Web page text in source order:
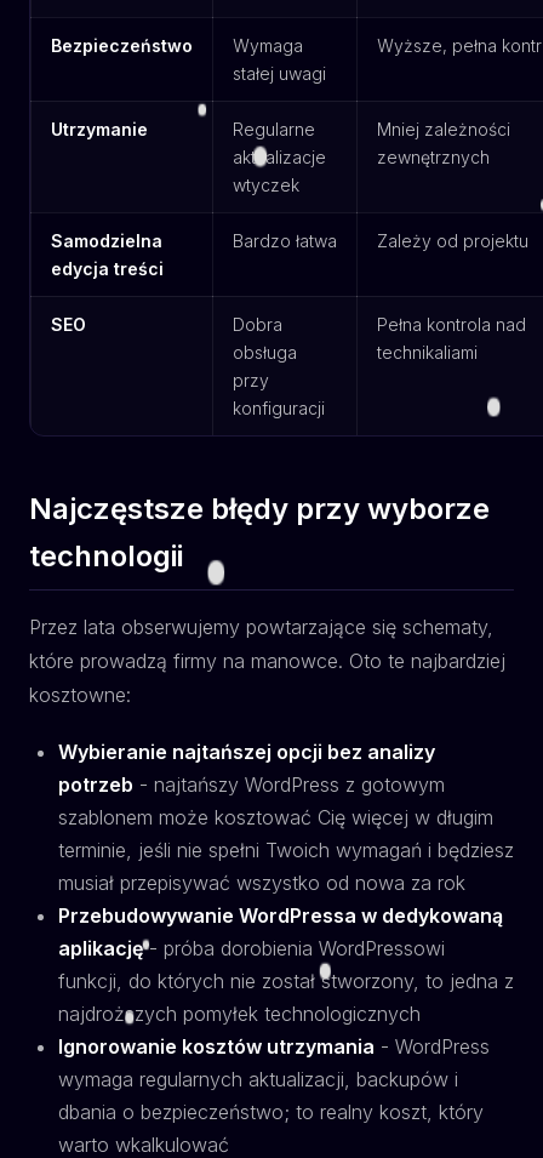
Bezpieczeństwo
Wymaga
stałej uwagi
Wyższe, pełna
Utrzymanie
Regularne
aktualizacje
wtyczek
Mniej zależności
zewnętrznych
Samodzielna
edycja treści
Bardzo łatwa Zależy od projektu
SEO
Dobra
obsługa
przy
konfiguracji
Pełna kontrola nad
technikaliami
Najczęstsze błędy przy wyborze
technologii
Przez lata obserwujemy powtarzające się schematy,
które prowadzą firmy na manowce. Oto te najbardziej
kosztowne:
Wybieranie najtańszej opcji bez analizy
potrzeb - najtańszy WordPress z gotowym
szablonem może kosztować Cię więcej w długim
terminie, jeśli nie spełni Twoich wymagań i będziesz
musiał przepisywać wszystko od nowa za rok
Przebudowywanie WordPressa w dedykowaną
aplikację- próba dorobienia WordPressowi
funkcji, do których nie został stworzony, to jedna z
najdroższych pomyłek technologicznych
Ignorowanie kosztów utrzymania - WordPress
wymaga regularnych aktualizacji, backupów i
dbania o bezpieczeństwo; to realny koszt, który
warto wkalkulować